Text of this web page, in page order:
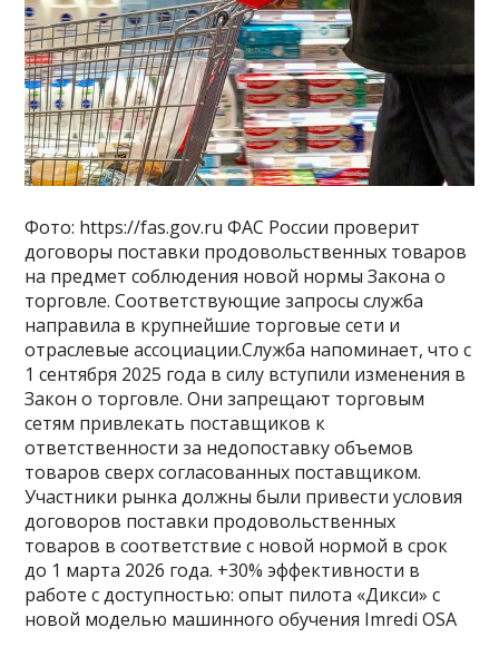
Фото: https://fas.gov.ru ФАС России проверит
договоры поставки продовольственных товаров
на предмет соблюдения новой нормы Закона о
торговле. Соответствующие запросы служба
направила в крупнейшие торговые сети и
отраслевые ассоциации.Служба напоминает, что с
1 сентября 2025 года в силу вступили изменения в
Закон о торговле. Они запрещают торговым
сетям привлекать поставщиков к
ответственности за недопоставку объемов
товаров сверх согласованных поставщиком.
Участники рынка должны были привести условия
договоров поставки продовольственных
товаров в соответствие с новой нормой в срок
до 1 марта 2026 года. +30% эффективности в
работе с доступностью: опыт пилота «Дикси» с
новой моделью машинного обучения Imredi OSA